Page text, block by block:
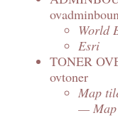
World
Esri
TONER
ovtoner
Map
—